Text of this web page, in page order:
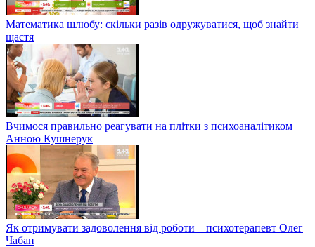
Математика шлюбу: скільки разів одружуватися, щоб знайти
щастя
Вчимося правильно реагувати на плітки з психоаналітиком
Анною Кушнерук
Як отримувати задоволення від роботи – психотерапевт Олег
Чабан